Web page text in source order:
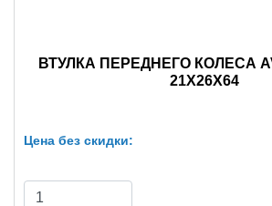
ВТУЛКА ПЕРЕДНЕГО КОЛЕСА
21Х26Х64
Цена без скидки: